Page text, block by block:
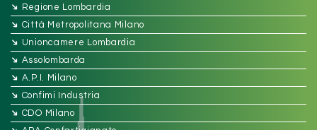
➔ Regione Lombardia
➔ Città Metropolitana Milano
➔ Unioncamere Lombardia
➔ Assolombarda
➔ A.P.I. Milano
➔ Confimi Industria
➔ CDO Milano